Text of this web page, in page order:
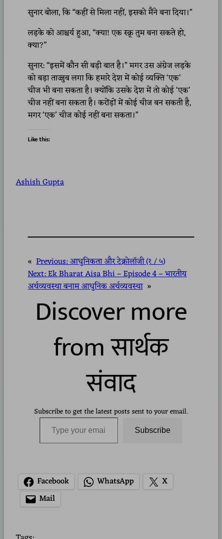
सुनार बोला, कि “कहीं से मिला नहीं, इसको मैंने बना दिया।”
लड़के को आश्चर्य हुआ, “क्या! एक स्क्रू तुम बना सकते हो,
क्या?”
सुनार: “इसमें कौन सी बड़ी बात है।” मगर उस अंग्रेज लड़के
को बड़ा ताज्जुब लगा कि हमारे देश में कोई व्यक्ति ‘एक’
चीज भी बना सकता है। क्योंकि उसके देश में तो कोई ‘एक’
चीज नहीं बना सकता है। करोंड़ों में कोई चीज बन सकती है,
मगर ‘एक’ चीज कोई नहीं बना सकता।”
Like this:
Ashish Gupta
« Previous:आधुनिकता और टेक्नोलॉजी (१ / ५)
Next:Ek Bharat Aisa Bhi – Episode 4 – भारतीय
अर्थव्यवस्था बनाम आधुनिक अर्थव्यवस्था »
Discover more
from सार्थक
संवाद
Subscribe to get the latest posts sent to your email.
Type your email…
Subscribe
Facebook WhatsApp
X
Mail